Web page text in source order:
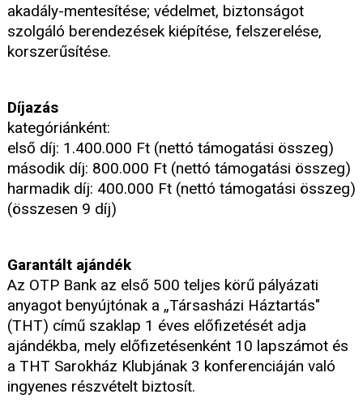
akadály-mentesítése; védelmet, biztonságot
szolgáló berendezések kiépítése, felszerelése,
korszerűsítése.
Díjazás
kategóriánként:
első díj: 1.400.000 Ft (nettó támogatási összeg)
második díj: 800.000 Ft (nettó támogatási összeg)
harmadik díj: 400.000 Ft (nettó támogatási összeg)
(összesen 9 díj)
Garantált ajándék
Az OTP Bank az első 500 teljes körű pályázati
anyagot benyújtónak a „Társasházi Háztartás"
(THT) című szaklap 1 éves előfizetését adja
ajándékba, mely előfizetésenként 10 lapszámot és
a THT Sarokház Klubjának 3 konferenciáján való
ingyenes részvételt biztosít.